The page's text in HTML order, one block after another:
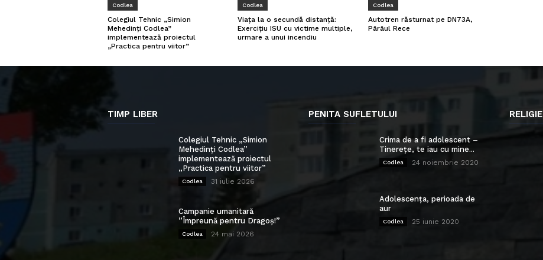
Codlea
Colegiul Tehnic „Simion
Mehedinți Codlea”
implementează proiectul
„Practica pentru viitor”
Codlea
Viața la o secundă distanță:
Exercițiu ISU cu victime multiple,
urmare a unui incendiu
Codlea
Autotren răsturnat pe DN73A,
Pârâul Rece
TIMP LIBER
Colegiul Tehnic „Simion
Mehedinți Codlea”
implementează proiectul
„Practica pentru viitor”
Codlea 31 iulie 2026
Campanie umanitară
”Împreună pentru Dragoș!”
Codlea 24 mai 2026
PENITA SUFLETULUI
Crima de a fi adolescent –
Tinerețe, te iau cu mine...
Codlea 24 noiembrie 2020
Adolescența, perioada de
aur
Codlea 25 iunie 2020
RELIGIE